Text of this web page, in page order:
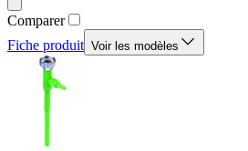
Comparer
Fiche produit Voir les modèles